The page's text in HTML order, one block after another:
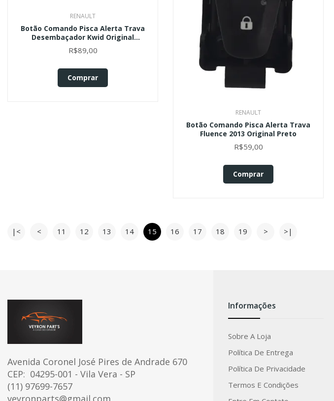
RENAULT
Botão Comando Pisca Alerta Trava
Desembaçador Kwid Original
Original
R$89,00
Comprar
RENAULT
Botão Comando Pisca Alerta Trava
Fluence 2013 Original Preto
R$59,00
Comprar
|< < 11 12 13 14 15 16 17 18 19 > >|
Avenida Coronel José Pires de Andrade 670
CEP: 04295-001 - Vila Vera - SP
(11) 97699-7657
veyronparts@gmail.com
Informações
Sobre A Loja
Política De Entrega
Política De Privacidade
Termos E Condições